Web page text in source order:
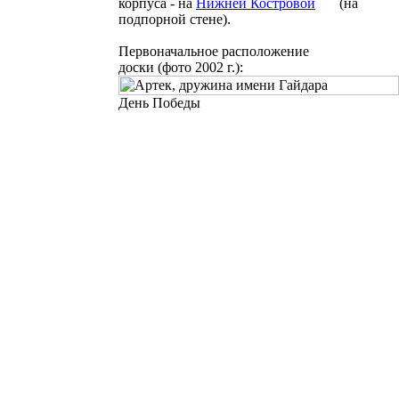
корпуса - на Нижней Костровой
(на
подпорной стене).
Первоначальное расположение
доски (фото 2002 г.):
День Победы